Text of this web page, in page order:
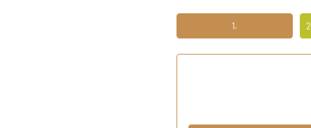
ERSTENS PREISRECHNER
1.